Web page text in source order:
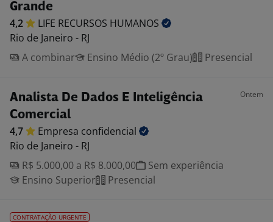
Grande
4,2 LIFE RECURSOS HUMANOS
Rio de Janeiro - RJ
A combinar
Ensino Médio (2º Grau) Presencial
Analista De Dados E Inteligência
Comercial
Ontem
4,7 Empresa confidencial
Rio de Janeiro - RJ
R$ 5.000,00 a R$ 8.000,00
Sem experiência
Ensino Superior
Presencial
CONTRATAÇÃO URGENTE